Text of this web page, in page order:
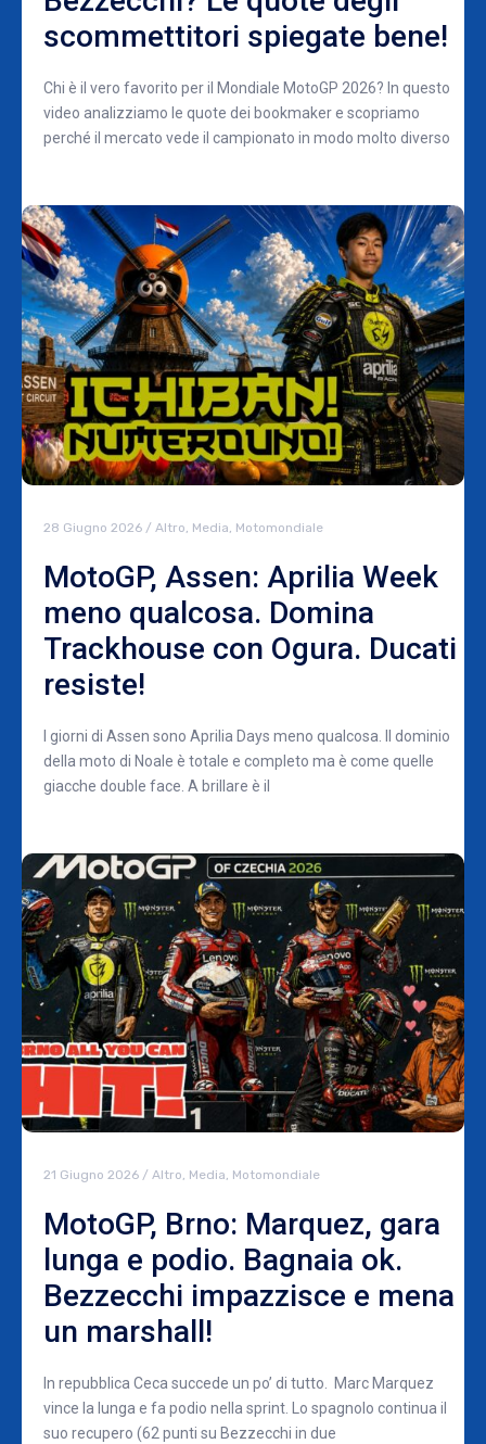
scommettitori spiegate bene!
Chi è il vero favorito per il Mondiale MotoGP 2026? In questo
video analizziamo le quote dei bookmaker e scopriamo
perché il mercato vede il campionato in modo molto diverso
28 Giugno 2026 / Altro Media Motomondiale
MotoGP, Assen: Aprilia Week
meno qualcosa. Domina
Trackhouse con Ogura. Ducati
resiste!
I giorni di Assen sono Aprilia Days meno qualcosa. Il dominio
della moto di Noale è totale e completo ma è come quelle
giacche double face. A brillare è il
21 Giugno 2026 / Altro Media Motomondiale
MotoGP, Brno: Marquez, gara
lunga e podio. Bagnaia ok.
Bezzecchi impazzisce e mena
un marshall!
In repubblica Ceca succede un po’ di tutto. Marc Marquez
vince la lunga e fa podio nella sprint. Lo spagnolo continua il
suo recupero (62 punti su Bezzecchi in due